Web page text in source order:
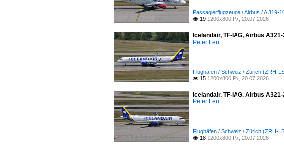
Passagierflugzeuge / Airbus / A 319-
 19 1200x800 Px, 20.07.2026
Icelandair, TF-IAG, Airbus
Peter Leu
Flughäfen / Schweiz / Zürich (ZRH-
 15 1200x800 Px, 20.07.2026
Icelandair, TF-IAG, Airbus
Peter Leu
Flughäfen / Schweiz / Zürich (ZRH-
 18 1200x800 Px, 20.07.2026